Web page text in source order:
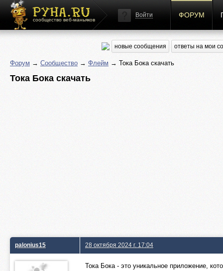
сообщество веб-маньяков
Войти ФОРУМ
новые сообщения ответы на мои
Форум → Сообщество → Флейм → Тока Бока скачать
Тока Бока скачать
palonius15 28 октября 2024 г. 17:04
Тока Бока - это уникальное приложение,